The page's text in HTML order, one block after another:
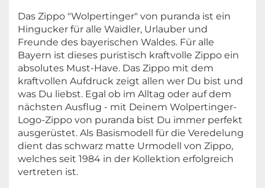
Das Zippo "Wolpertinger" von puranda ist ein
Hingucker für alle Waidler, Urlauber und
Freunde des bayerischen Waldes. Für alle
Bayern ist dieses puristisch kraftvolle Zippo ein
absolutes Must-Have. Das Zippo mit dem
kraftvollen Aufdruck zeigt allen wer Du bist und
was Du liebst. Egal ob im Alltag oder auf dem
nächsten Ausflug - mit Deinem Wolpertinger-
Logo-Zippo von puranda bist Du immer perfekt
ausgerüstet. Als Basismodell für die Veredelung
dient das schwarz matte Urmodell von Zippo,
welches seit 1984 in der Kollektion erfolgreich
vertreten ist.